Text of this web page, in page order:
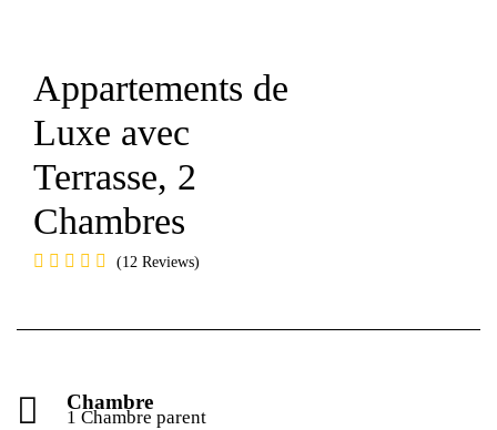
Appartements de
Luxe avec
Terrasse, 2
Chambres
12 Reviews
Chambre
1 Chambre parent